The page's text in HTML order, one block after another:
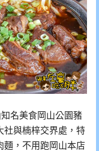
名美食岡山公園豬
社與楠梓交界處，特
麵，不用跑岡山本店